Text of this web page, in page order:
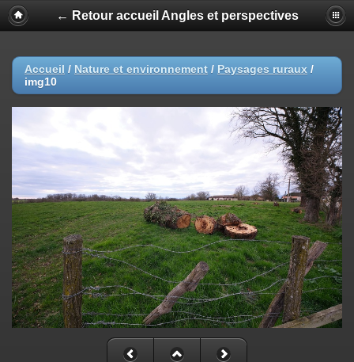
← Retour accueil Angles et perspectives
Accueil / Nature et environnement / Paysages ruraux /
img10